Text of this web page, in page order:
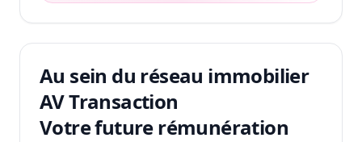
Au sein du réseau immobilier
AV Transaction
Votre future rémunération